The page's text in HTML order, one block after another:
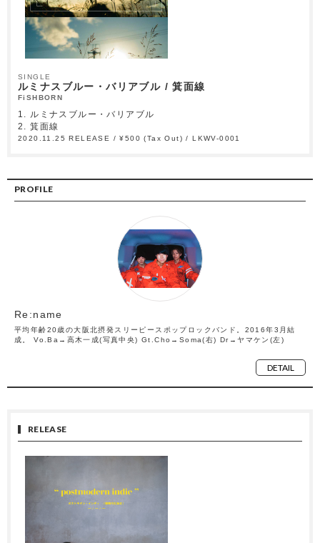
SINGLE
ルミナスブルー・バリアブル / 箕面線
FiSHBORN
1. ルミナスブルー・バリアブル
2. 箕面線
2020.11.25 RELEASE / ¥500 (Tax Out) / LKWV-0001
PROFILE
Re:name
平均年齢20歳の大阪北摂発スリーピースポップロックバンド。2016年3月結
成。 Vo.Ba→高木一成(写真中央) Gt.Cho→Soma(右) Dr→ヤマケン(左)
DETAIL
RELEASE